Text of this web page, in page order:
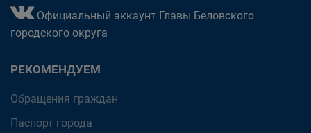
Официальный аккаунт Главы Беловского
городского округа
РЕКОМЕНДУЕМ
Обращения граждан
Паспорт города